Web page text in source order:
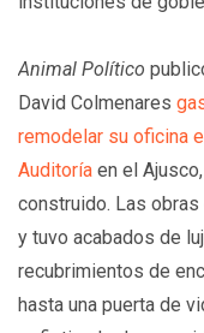
Animal Político
David Colmenares
remodelar su oficina
Auditoría en el
construido. Las
y tuvo acabados de
recubrimientos de
hasta una puerta de